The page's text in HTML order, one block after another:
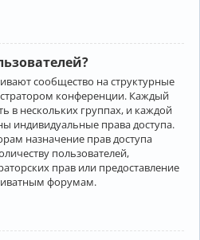
сообщество на структурные
конференции. Каждый
в нескольких группах, и каждой
индивидуальные права доступа.
назначение прав доступа
пользователей,
прав или предоставление
форумам.